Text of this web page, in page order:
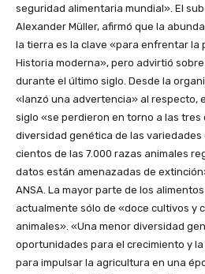
seguridad alimentaria mundial». El
Alexander Müller, afirmó que la
la tierra es la clave «para enfrentar la
Historia moderna», pero advirtió
durante el último siglo. Desde la
«lanzó una advertencia» al respecto,
siglo «se perdieron en torno a las
diversidad genética de las variedades
cientos de las 7.000 razas animales
datos están amenazadas de
ANSA. La mayor parte de los
actualmente sólo de «doce cultivos y
animales». «Una menor diversidad
oportunidades para el crecimiento y
para impulsar la agricultura en una